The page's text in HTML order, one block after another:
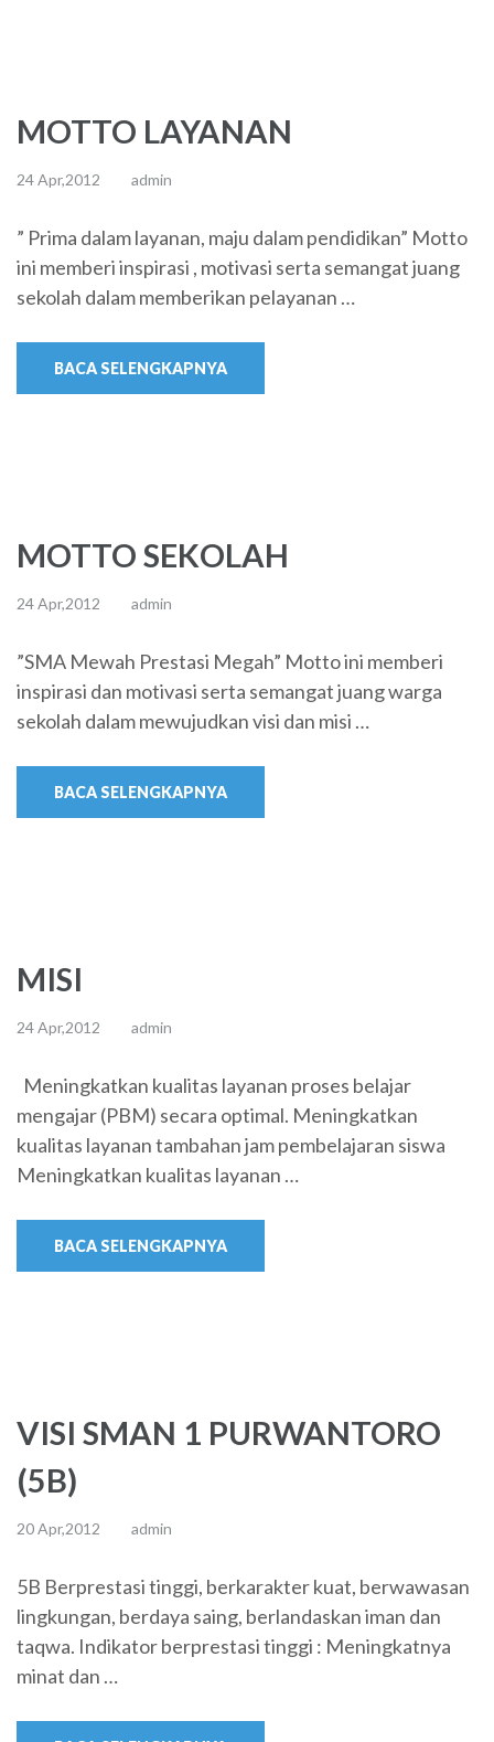
MOTTO LAYANAN
24 Apr,2012 admin
” Prima dalam layanan, maju dalam pendidikan” Motto
ini memberi inspirasi , motivasi serta semangat juang
sekolah dalam memberikan pelayanan …
BACA SELENGKAPNYA
MOTTO SEKOLAH
24 Apr,2012 admin
”SMA Mewah Prestasi Megah” Motto ini memberi
inspirasi dan motivasi serta semangat juang warga
sekolah dalam mewujudkan visi dan misi …
BACA SELENGKAPNYA
MISI
24 Apr,2012 admin
Meningkatkan kualitas layanan proses belajar
mengajar (PBM) secara optimal. Meningkatkan
kualitas layanan tambahan jam pembelajaran siswa
Meningkatkan kualitas layanan …
BACA SELENGKAPNYA
VISI SMAN 1 PURWANTORO
(5B)
20 Apr,2012 admin
5B Berprestasi tinggi, berkarakter kuat, berwawasan
lingkungan, berdaya saing, berlandaskan iman dan
taqwa. Indikator berprestasi tinggi : Meningkatnya
minat dan …